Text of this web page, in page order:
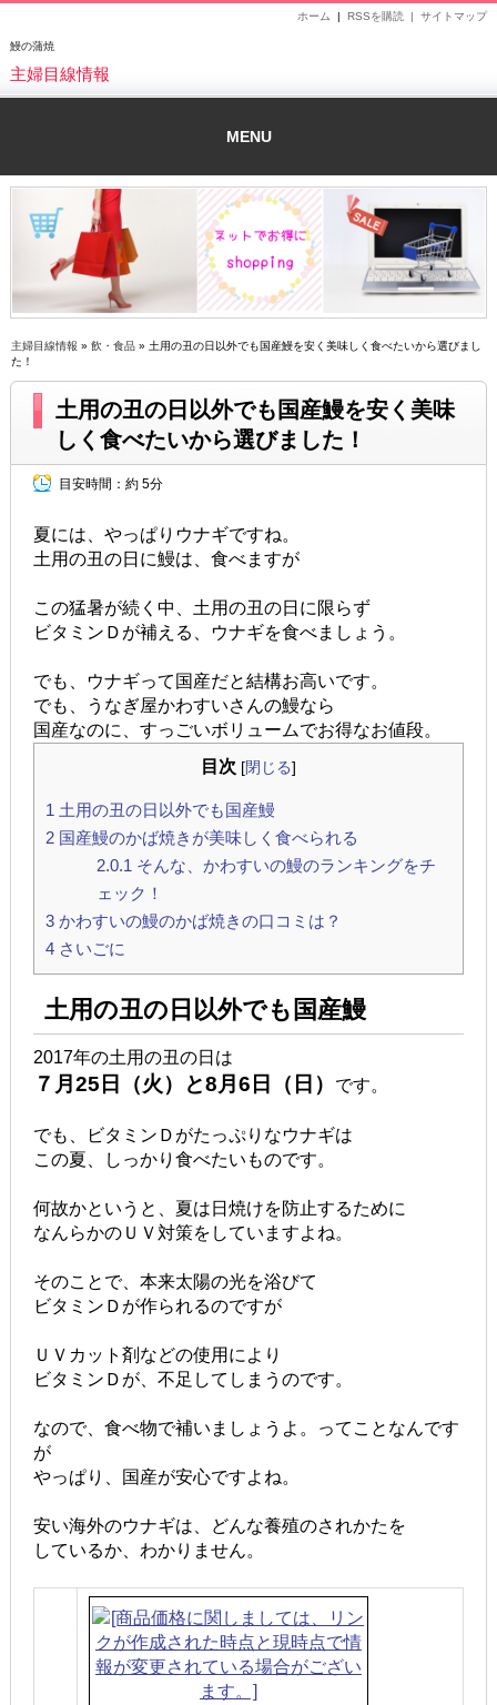
鰻の蒲焼
サイトマップ
RSSを購読 |
ホーム |
主婦目線情報
MENU
主婦目線情報 » 飲・食品 » 土用の丑の日以外でも国産鰻を安く美味しく食べたいから選びまし
た！
土用の丑の日以外でも国産鰻を安く美味
しく食べたいから選びました！
目安時間： 約 5分
夏には、やっぱりウナギですね。
土用の丑の日に鰻は、食べますが
この猛暑が続く中、土用の丑の日に限らず
ビタミンＤが補える、ウナギを食べましょう。
でも、ウナギって国産だと結構お高いです。
でも、うなぎ屋かわすいさんの鰻なら
国産なのに、すっごいボリュームでお得なお値段。
目次 [閉じる]
1 土用の丑の日以外でも国産鰻
2国産鰻のかば焼きが美味しく食べられる
2.0.1 そんな、かわすいの鰻のランキングをチ
ェック！
3かわすいの鰻のかば焼きの口コミは？
4さいごに
土用の丑の日以外でも国産鰻
2017年の土用の丑の日は
７月25日（火）と8月6日（日） です。
でも、ビタミンＤがたっぷりなウナギは
この夏、しっかり食べたいものです。
何故かというと、夏は日焼けを防止するために
なんらかのＵＶ対策をしていますよね。
そのことで、本来太陽の光を浴びて
ビタミンＤが作られるのですが
ＵＶカット剤などの使用により
ビタミンＤが、不足してしまうのです。
なので、食べ物で補いましょうよ。ってことなんです
が
やっぱり、国産が安心ですよね。
安い海外のウナギは、どんな養殖のされかたを
しているか、わかりません。